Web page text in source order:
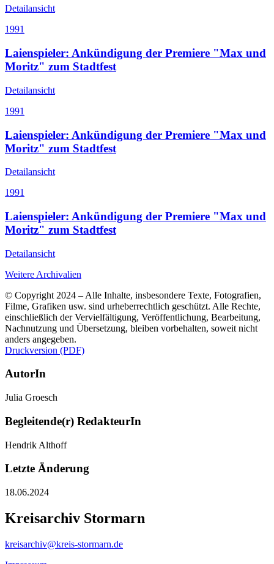
Detailansicht
1991
Laienspieler: Ankündigung der Premiere "Max und
Moritz" zum Stadtfest
Detailansicht
1991
Laienspieler: Ankündigung der Premiere "Max und
Moritz" zum Stadtfest
Detailansicht
1991
Laienspieler: Ankündigung der Premiere "Max und
Moritz" zum Stadtfest
Detailansicht
Weitere Archivalien
© Copyright 2024 – Alle Inhalte, insbesondere Texte, Fotografien,
Filme, Grafiken usw. sind urheberrechtlich geschützt. Alle Rechte,
einschließlich der Vervielfältigung, Veröffentlichung, Bearbeitung,
Nachnutzung und Übersetzung, bleiben vorbehalten, soweit nicht
anders angegeben.
Druckversion (PDF)
AutorIn
Julia Groesch
Begleitende(r) RedakteurIn
Hendrik Althoff
Letzte Änderung
18.06.2024
Kreisarchiv Stormarn
kreisarchiv@kreis-stormarn.de